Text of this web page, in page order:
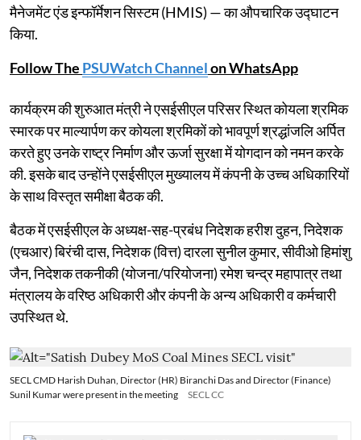
मैनेजमेंट एंड इन्फॉर्मेशन सिस्टम (HMIS) — का औपचारिक उद्घाटन
किया.
Follow The PSUWatch Channelon WhatsApp
कार्यक्रम की शुरुआत मंत्री ने एसईसीएल परिसर स्थित कोयला श्रमिक
स्मारक पर माल्यार्पण कर कोयला श्रमिकों को भावपूर्ण श्रद्धांजलि अर्पित
करते हुए उनके राष्ट्र निर्माण और ऊर्जा सुरक्षा में योगदान को नमन करके
की. इसके बाद उन्होंने एसईसीएल मुख्यालय में कंपनी के उच्च अधिकारियों
के साथ विस्तृत समीक्षा बैठक की.
बैठक में एसईसीएल के अध्यक्ष-सह-प्रबंध निदेशक हरीश दुहन, निदेशक
(एचआर) बिरंची दास, निदेशक (वित्त) दारला सुनील कुमार, सीवीओ हिमांशु
जैन, निदेशक तकनीकी (योजना/परियोजना) रमेश चन्द्र महापात्र तथा
मंत्रालय के वरिष्ठ अधिकारी और कंपनी के अन्य अधिकारी व कर्मचारी
उपस्थित थे.
SECL CMD Harish Duhan, Director (HR) Biranchi Das and Director (Finance)
Sunil Kumar were present in the meeting
SECL CC